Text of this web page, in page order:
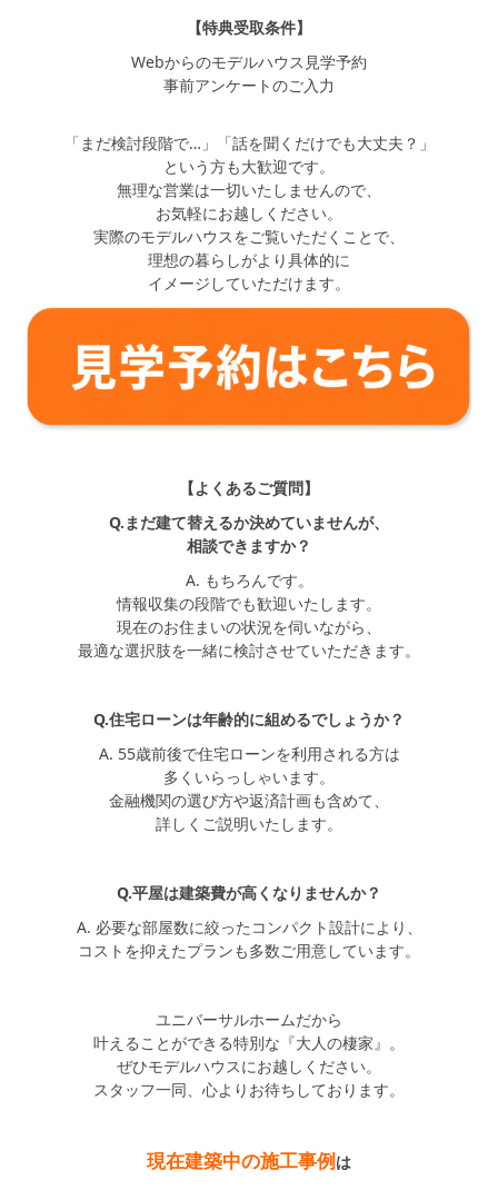
【特典受取条件】
Webからのモデルハウス見学予約
事前アンケートのご入力
「まだ検討段階で…」「話を聞くだけでも大丈夫？」
という方も大歓迎です。
無理な営業は一切いたしませんので、
お気軽にお越しください。
実際のモデルハウスをご覧いただくことで、
理想の暮らしがより具体的に
イメージしていただけます。
【よくあるご質問】
Q.まだ建て替えるか決めていませんが、
相談できますか？
A. もちろんです。
情報収集の段階でも歓迎いたします。
現在のお住まいの状況を伺いながら、
最適な選択肢を一緒に検討させていただきます。
Q.住宅ローンは年齢的に組めるでしょうか？
A. 55歳前後で住宅ローンを利用される方は
多くいらっしゃいます。
金融機関の選び方や返済計画も含めて、
詳しくご説明いたします。
Q.平屋は建築費が高くなりませんか？
A. 必要な部屋数に絞ったコンパクト設計により、
コストを抑えたプランも多数ご用意しています。
ユニバーサルホームだから
叶えることができる特別な『大人の棲家』。
ぜひモデルハウスにお越しください。
スタッフ一同、心よりお待ちしております。
現在建築中の施工事例は